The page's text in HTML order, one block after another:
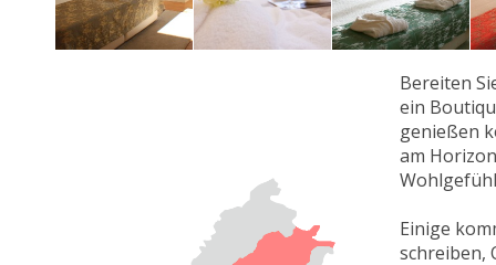
Bereiten
ein
genießen
am
Einige
schreiben,